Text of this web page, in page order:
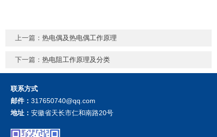
上一篇：热电偶及热电偶工作原理
下一篇：热电阻工作原理及分类
联系方式
邮件：317650740@qq.com
地址：安徽省天长市仁和南路20号